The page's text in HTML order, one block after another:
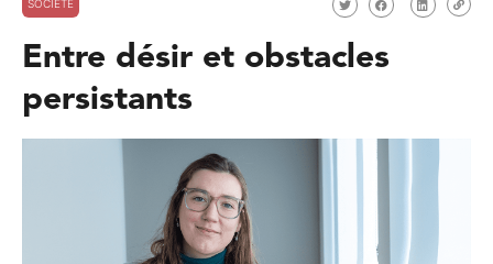
SOCIÉTÉ
Entre désir et obstacles
persistants